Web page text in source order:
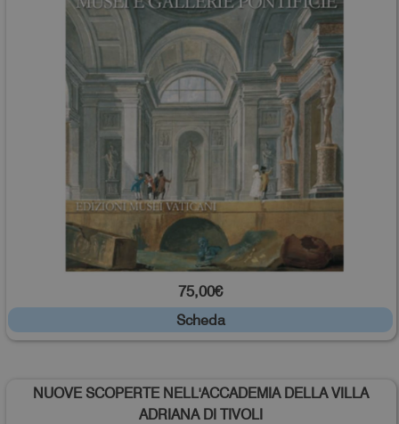
75,00€
Scheda
NUOVE SCOPERTE NELL'ACCADEMIA DELLA VILLA
ADRIANA DI TIVOLI